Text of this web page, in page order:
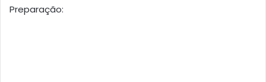
Preparação: